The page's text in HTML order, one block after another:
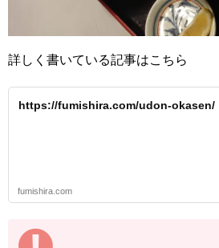
詳しく書いている記事はこちら
https://fumishira.com/udon-okasen/
fumishira.com